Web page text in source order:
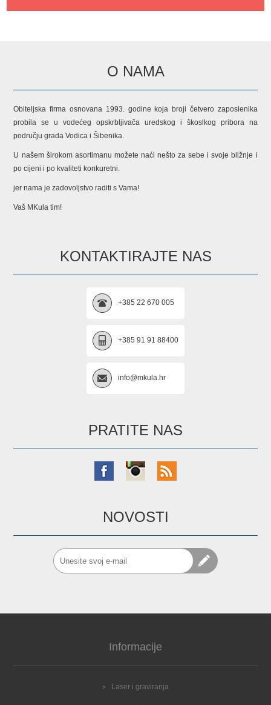
O NAMA
Obiteljska firma osnovana 1993. godine koja broji četvero zaposlenika
probila se u vodećeg opskrbljivača uredskog i škoslkog pribora na
području grada Vodica i Šibenika.
U našem širokom asortimanu možete naći nešto za sebe i svoje bližnje i
po cijeni i po kvaliteti konkuretni.
jer nama je zadovoljstvo raditi s Vama!
Vaš MKula tim!
KONTAKTIRAJTE NAS
+385 22 670 005
+385 91 91 88400
info@mkula.hr
PRATITE NAS
NOVOSTI
Informacije
Laser i graviranja